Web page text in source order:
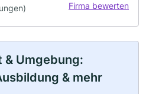
Firma bewerten
& Umgebung:
& mehr